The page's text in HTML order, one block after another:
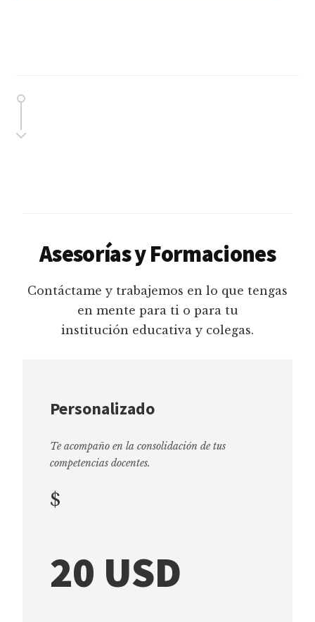
Asesorías y Formaciones
Contáctame y trabajemos en lo que tengas
en mente para ti o para tu
institución educativa y colegas.
Personalizado
Te acompaño en la consolidación de tus
competencias docentes.
$
20 USD